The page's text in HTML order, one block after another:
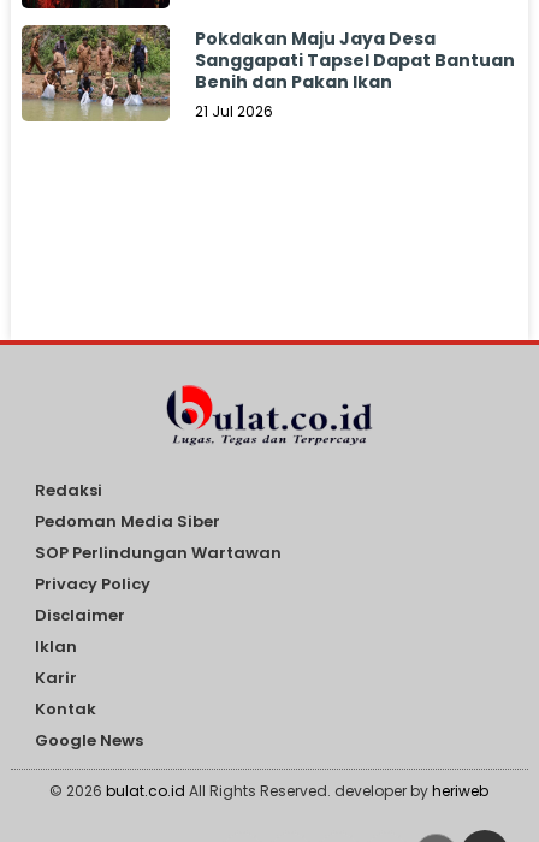
Pokdakan Maju Jaya Desa
Sanggapati Tapsel Dapat Bantuan
Benih dan Pakan Ikan
21 Jul 2026
Redaksi
Pedoman Media Siber
SOP Perlindungan Wartawan
Privacy Policy
Disclaimer
Iklan
Karir
Kontak
Google News
© 2026bulat.co.id All Rights Reserved. developer byheriweb